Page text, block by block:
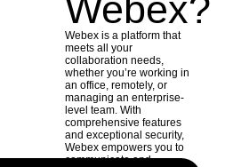
Webex?
Webex is a platform that
meets all your
collaboration needs,
whether you’re working in
an office, remotely, or
managing an enterprise-
level team. With
comprehensive features
and exceptional security,
Webex empowers you to
communicate and